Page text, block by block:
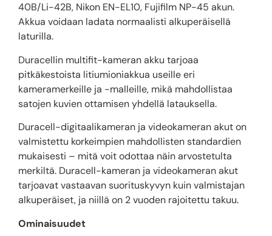
40B/Li-42B, Nikon EN-EL10, Fujifilm NP-45 akun.
Akkua voidaan ladata normaalisti alkuperäisellä
laturilla.
Duracellin multifit-kameran akku tarjoaa
pitkäkestoista litiumioniakkua useille eri
kameramerkeille ja -malleille, mikä mahdollistaa
satojen kuvien ottamisen yhdellä latauksella.
Duracell-digitaalikameran ja videokameran akut on
valmistettu korkeimpien mahdollisten standardien
mukaisesti – mitä voit odottaa näin arvostetulta
merkiltä. Duracell-kameran ja videokameran akut
tarjoavat vastaavan suorituskyvyn kuin valmistajan
alkuperäiset, ja niillä on 2 vuoden rajoitettu takuu.
Ominaisuudet